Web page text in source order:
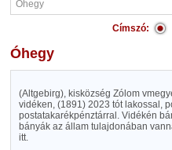
Címszó:
Óhegy
(Altgebirg), kisközség Zólom
vidéken, (1891) 2023 tót lakossal,
postatakarékpénztárral. Vidékén
bányák az állam tulajdonában
itt.